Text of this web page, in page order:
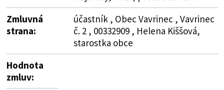
Zmluvná
strana:
účastník , Obec Vavrinec , Vavrinec
č. 2 , 00332909 , Helena Kiššová,
starostka obce
Hodnota
zmluv: